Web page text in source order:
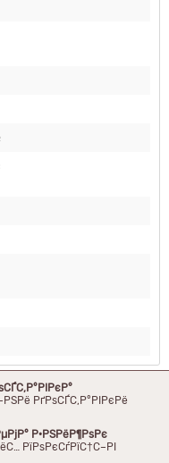
РґРѕСЃС‚Р°РІРєРё
Р·РЅРёР¶РѕРє
РїРѕРєСѓРїС†С–РІ